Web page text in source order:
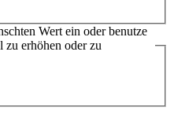
Wert ein oder benutze
zu erhöhen oder zu